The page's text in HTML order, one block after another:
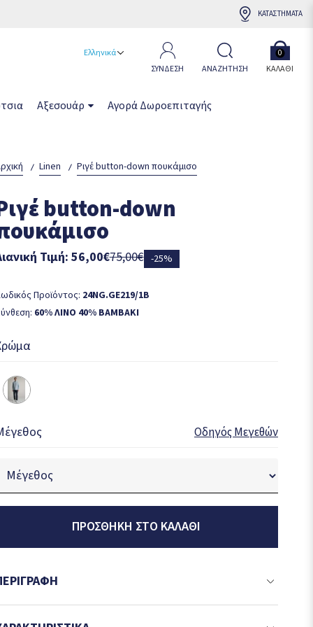
ΚΑΤΑΣΤΗΜΑΤΑ
Ελληνικά
ΣΥΝΔΕΣΗ
ΑΝΑΖΗΤΗΣΗ ΚΑΛΆΘΙ
0
Αξεσουάρ Αγορά Δωροεπιταγής
Linen Ριγέ button-down πουκάμισο
button-down
75,00€
Τιμή: 56,00€ -25%
Προϊόντος: 24NG.GE219/1B
60% ΛΙΝΟ 40% ΒΑΜΒΑΚΙ
Οδηγός Μεγεθών
ΠΡΟΣΘΉΚΗ ΣΤΟ ΚΑΛΆΘΙ